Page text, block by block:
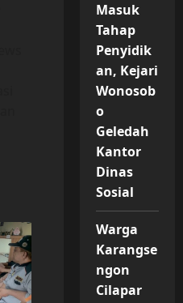
Masuk
Tahap
Penyidik
an, Kejari
Wonosob
o
Geledah
Kantor
Dinas
Sosial
Warga
Karangse
ngon
Cilapar